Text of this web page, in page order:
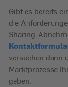
Gibt es bereits
die
Sharing-
versuchen dann
Marktprozesse
geben.